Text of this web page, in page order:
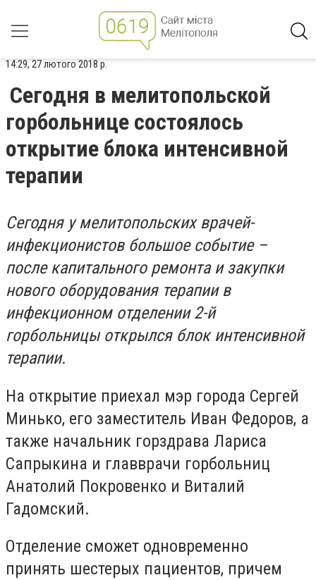
14:29, 27 лютого 2018 р.
Сегодня в мелитопольской
горбольнице состоялось
открытие блока интенсивной
терапии
Сегодня у мелитопольских врачей-
инфекционистов большое событие –
после капитального ремонта и закупки
нового оборудования терапии в
инфекционном отделении 2-й
горбольницы открылся блок интенсивной
терапии.
На открытие приехал мэр города Сергей
Минько, его заместитель Иван Федоров, а
также начальник горздрава Лариса
Сапрыкина и главврачи горбольниц
Анатолий Покровенко и Виталий
Гадомский.
Отделение сможет одновременно
принять шестерых пациентов, причем